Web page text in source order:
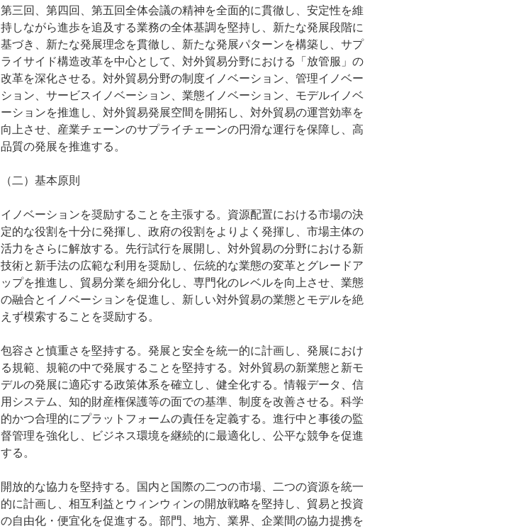
第三回、第四回、第五回全体会議の精神を全面的に貫徹し、安定性を維
持しながら進歩を追及する業務の全体基調を堅持し、新たな発展段階に
基づき、新たな発展理念を貫徹し、新たな発展パターンを構築し、サプ
ライサイド構造改革を中心として、対外貿易分野における「放管服」の
改革を深化させる。対外貿易分野の制度イノベーション、管理イノベー
ション、サービスイノベーション、業態イノベーション、モデルイノベ
ーションを推進し、対外貿易発展空間を開拓し、対外貿易の運営効率を
向上させ、産業チェーンのサプライチェーンの円滑な運行を保障し、高
品質の発展を推進する。
（二）基本原則
イノベーションを奨励することを主張する。資源配置における市場の決
定的な役割を十分に発揮し、政府の役割をよりよく発揮し、市場主体の
活力をさらに解放する。先行試行を展開し、対外貿易の分野における新
技術と新手法の広範な利用を奨励し、伝統的な業態の変革とグレードア
ップを推進し、貿易分業を細分化し、専門化のレベルを向上させ、業態
の融合とイノベーションを促進し、新しい対外貿易の業態とモデルを絶
えず模索することを奨励する。
包容さと慎重さを堅持する。発展と安全を統一的に計画し、発展におけ
る規範、規範の中で発展することを堅持する。対外貿易の新業態と新モ
デルの発展に適応する政策体系を確立し、健全化する。情報データ、信
用システム、知的財産権保護等の面での基準、制度を改善させる。科学
的かつ合理的にプラットフォームの責任を定義する。進行中と事後の監
督管理を強化し、ビジネス環境を継続的に最適化し、公平な競争を促進
する。
開放的な協力を堅持する。国内と国際の二つの市場、二つの資源を統一
的に計画し、相互利益とウィンウィンの開放戦略を堅持し、貿易と投資
の自由化・便宜化を促進する。部門、地方、業界、企業間の協力提携を